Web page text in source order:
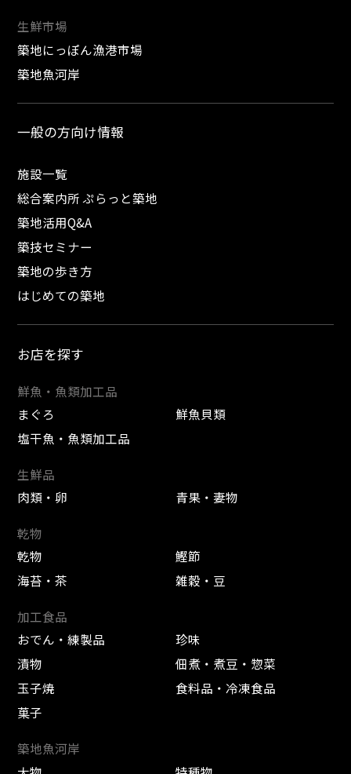
生鮮市場
築地にっぽん漁港市場
築地魚河岸
一般の方向け情報
施設一覧
総合案内所 ぷらっと築地
築地活用Q&A
築技セミナー
築地の歩き方
はじめての築地
お店を探す
鮮魚・魚類加工品
まぐろ
鮮魚貝類
塩干魚・魚類加工品
生鮮品
肉類・卵
青果・妻物
乾物
乾物
鰹節
海苔・茶
雑穀・豆
加工食品
おでん・練製品
珍味
漬物
佃煮・煮豆・惣菜
玉子焼
食料品・冷凍食品
菓子
築地魚河岸